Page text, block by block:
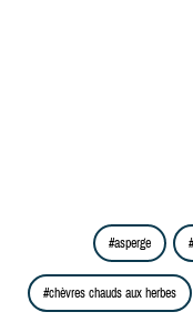
asperge
chèvres chauds aux herbes